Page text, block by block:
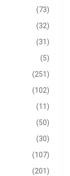
(73)
(32)
(31)
(5)
(251)
(102)
(11)
(50)
(30)
(107)
(201)